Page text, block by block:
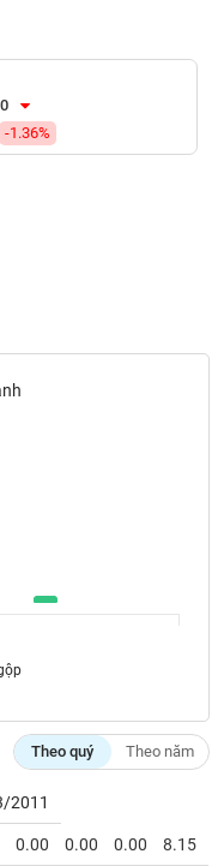
-1.36%
Theo quý Theo năm
2011
0.00 0.00 0.00 8.15